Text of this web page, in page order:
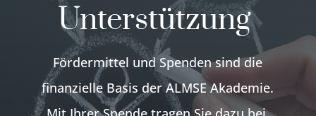
Unterstützung
Fördermittel und Spenden sind die
finanzielle Basis der ALMSE Akademie.